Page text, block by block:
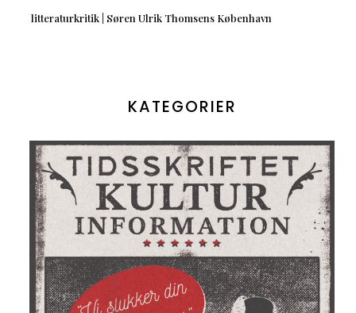
litteraturkritik | Søren Ulrik Thomsens København
KATEGORIER